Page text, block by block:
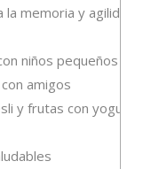
memoria y agilidad
niños pequeños
amigos
y frutas con yogur.